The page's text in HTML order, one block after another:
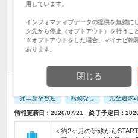
志望動機・自己PR不要
株式会社 ＨＡＬ | *入社時の平均年
UP*年休120日
安心の2ヶ月研修♪【初級ITエン
リ
第二新卒歓迎 転勤なし 完全週休2
情報更新日：2026/07/21 終了予定日：
＜約2ヶ月の研修から
用しています。
インフォマティブデータの提供を無効に
ク先から停止（オプトアウト）を行うこ
※オプトアウトをした場合、マイナビ転
あります。
閉じる